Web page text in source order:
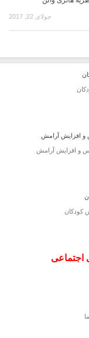
جولای 22, 2017
و افزایش آرامش
اجتماعی